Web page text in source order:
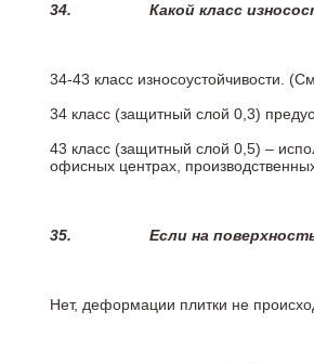
34. Какой класс
34-43 класс износоустойчивости.
34 класс (защитный слой 0,3)
43 класс (защитный слой 0,5) –
офисных центрах,
35. Если на
Нет, деформации плитки не